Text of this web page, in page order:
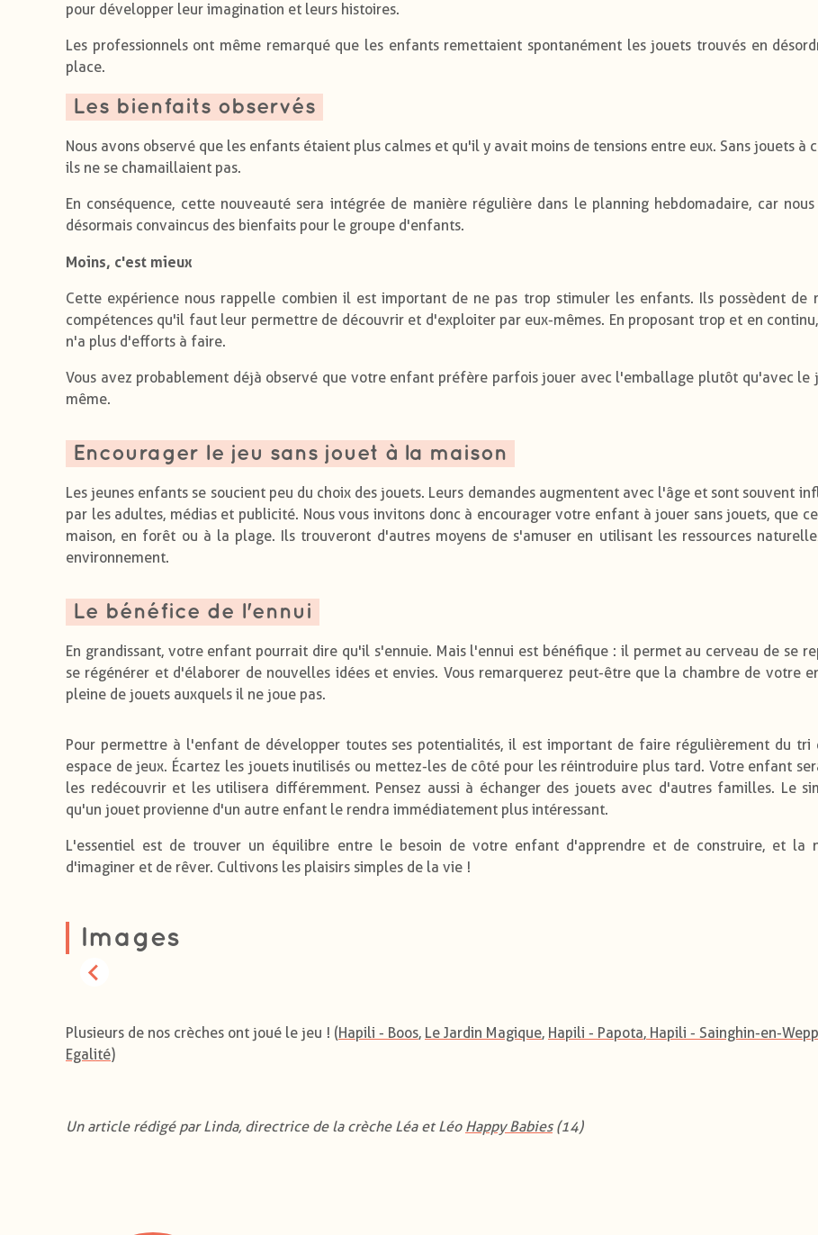
pour développer leur imagination et leurs histoires.
Les professionnels ont même remarqué que les enfants remettaient spontanément les jouets trouvés en
place.
Les bienfaits observés
Nous avons observé que les enfants étaient plus calmes et qu'il y avait moins de tensions entre eux. Sans jouets à
ils ne se chamaillaient pas.
En conséquence, cette nouveauté sera intégrée de manière régulière dans le planning hebdomadaire, car nous
désormais convaincus des bienfaits pour le groupe d'enfants.
Moins, c'est mieux
Cette expérience nous rappelle combien il est important de ne pas trop stimuler les enfants. Ils possèdent de
compétences qu'il faut leur permettre de découvrir et d'exploiter par eux-mêmes. En proposant trop et en
n'a plus d'efforts à faire.
Vous avez probablement déjà observé que votre enfant préfère parfois jouer avec l'emballage plutôt qu'avec le
même.
Encourager le jeu sans jouet à la maison
Les jeunes enfants se soucient peu du choix des jouets. Leurs demandes augmentent avec l'âge et sont souvent
par les adultes, médias et publicité. Nous vous invitons donc à encourager votre enfant à jouer sans jouets, que
maison, en forêt ou à la plage. Ils trouveront d'autres moyens de s'amuser en utilisant les ressources
environnement.
Le bénéfice de l'ennui
En grandissant, votre enfant pourrait dire qu'il s'ennuie. Mais l'ennui est bénéfique : il permet au cerveau de se
se régénérer et d'élaborer de nouvelles idées et envies. Vous remarquerez peut-être que la chambre de votre
pleine de jouets auxquels il ne joue pas.
Pour permettre à l'enfant de développer toutes ses potentialités, il est important de faire régulièrement du tri
espace de jeux. Écartez les jouets inutilisés ou mettez-les de côté pour les réintroduire plus tard. Votre enfant
les redécouvrir et les utilisera différemment. Pensez aussi à échanger des jouets avec d'autres familles. Le
qu'un jouet provienne d'un autre enfant le rendra immédiatement plus intéressant.
L'essentiel est de trouver un équilibre entre le besoin de votre enfant d'apprendre et de construire, et la
d'imaginer et de rêver. Cultivons les plaisirs simples de la vie !
Images
Plusieurs de nos crèches ont joué le jeu ! (Hapili - Boos, Le Jardin Magique, Hapili - Papota, Hapili - Sainghin-en-
Egalité)
Un article rédigé par Linda, directrice de la crèche Léa et Léo Happy Babies(14)